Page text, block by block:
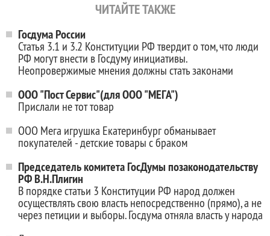
ЧИТАЙТЕ ТАКЖЕ
Госдума России
Статья 3.1 и 3.2 Конституции РФ твердит о том, что люди
РФ могут внести в Госдуму инициативы.
Неопровержимые мнения должны стать законами
ООО "Пост Сервис"(для ООО "МЕГА")
Прислали не тот товар
ООО Мега игрушка Екатеринбург обманывает
покупателей - детские товары с браком
Председатель комитета ГосДумы позаконодательству
РФ В.Н.Плигин
В порядке статьи 3 Конституции РФ народ должен
осуществлять свою власть непосредственно (прямо), а не
через петиции и выборы. Госдума отняла власть у народа